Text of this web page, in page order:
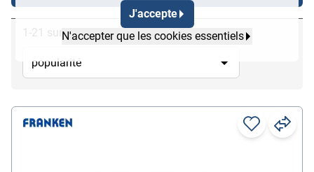
J'accepte
N'accepter que les cookies essentiels
1-21 sur 21